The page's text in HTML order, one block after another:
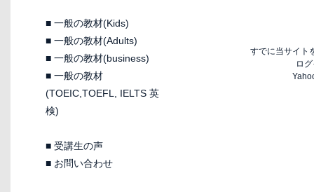
■ 一般の教材(Kids)
■ 一般の教材(Adults)
■ 一般の教材(business)
■ 一般の教材
(TOEIC,TOEFL, IELTS 英
検)
■ 受講生の声
■ お問い合わせ
すでに当サイト
ロ